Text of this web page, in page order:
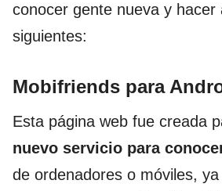
conocer gente nueva y hacer
siguientes:
Mobifriends para
Esta página web fue creada
nuevo servicio para
de ordenadores o móviles,